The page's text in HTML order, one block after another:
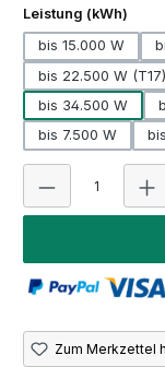
Leistung (kWh)
bis 15.000 W
bis 22.500 W (T17)
bis 34.500 W
bis 7.500 W
Zum Merkzettel